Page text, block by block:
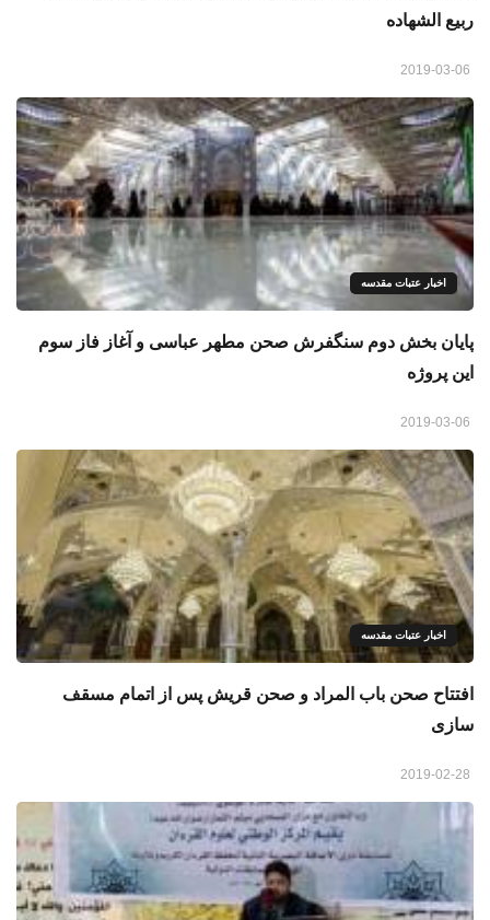
ربیع الشهاده
اخبار عتبات مقدسه
پایان بخش دوم سنگفرش صحن مطهر عباسی و آغاز فاز سوم
اين پروژه
اخبار عتبات مقدسه
افتتاح صحن باب المراد و صحن قریش پس از اتمام مسقف
سازی